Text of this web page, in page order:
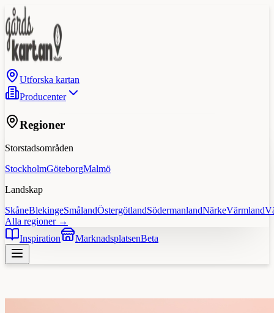
Utforska kartan
Producenter
Regioner
Storstadsområden
StockholmGöteborgMalmö
Landskap
SkåneBlekingeSmålandÖstergötlandSödermanlandNärkeVärmland
Alla regioner →
Inspiration
MarknadsplatsenBeta